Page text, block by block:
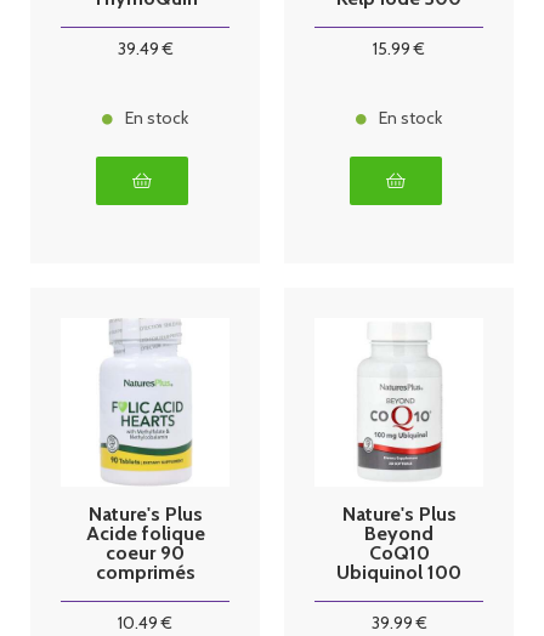
39.49€
En stock
15.99 €
En stock
Nature's Plus
Acide folique
coeur 90
comprimés
10.49 €
Nature's Plus
Beyond
CoQ10
Ubiquinol 100
39.99€